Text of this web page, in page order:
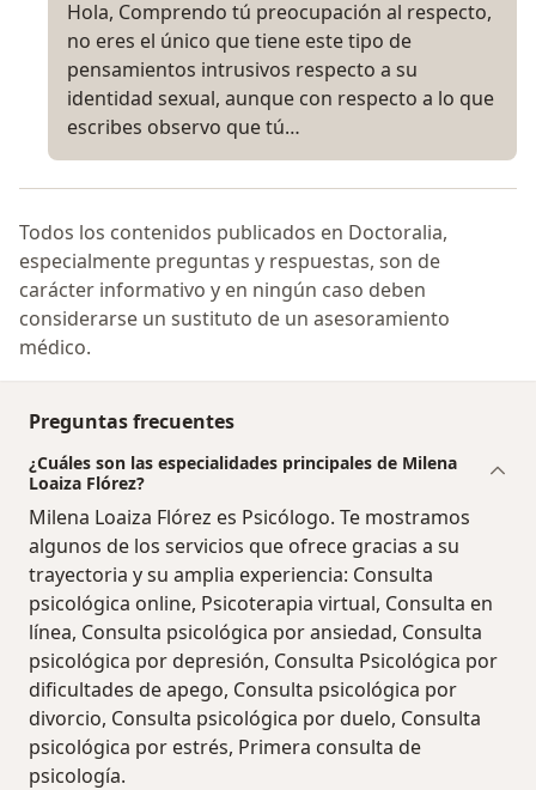
Hola, Comprendo tú preocupación al respecto,
no eres el único que tiene este tipo de
pensamientos intrusivos respecto a su
identidad sexual, aunque con respecto a lo que
escribes observo que tú…
Todos los contenidos publicados en Doctoralia,
especialmente preguntas y respuestas, son de
carácter informativo y en ningún caso deben
considerarse un sustituto de un asesoramiento
médico.
Preguntas frecuentes
¿Cuáles son las especialidades principales de Milena
Loaiza Flórez?
Milena Loaiza Flórez es Psicólogo. Te mostramos
algunos de los servicios que ofrece gracias a su
trayectoria y su amplia experiencia: Consulta
psicológica online, Psicoterapia virtual, Consulta en
línea, Consulta psicológica por ansiedad, Consulta
psicológica por depresión, Consulta Psicológica por
dificultades de apego, Consulta psicológica por
divorcio, Consulta psicológica por duelo, Consulta
psicológica por estrés, Primera consulta de
psicología.